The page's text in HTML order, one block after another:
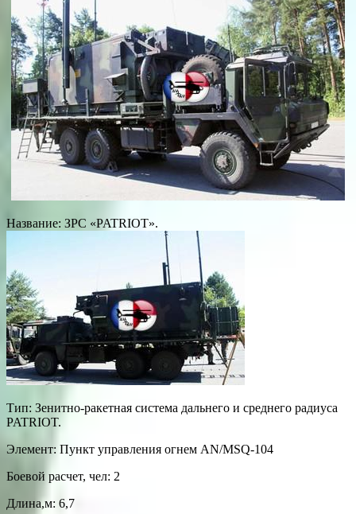
Название: ЗРС «PATRIOT».
Тип: Зенитно-ракетная система дальнего и среднего радиуса
PATRIOT.
Элемент: Пункт управления огнем AN/MSQ-104
Боевой расчет, чел: 2
Длина,м: 6,7